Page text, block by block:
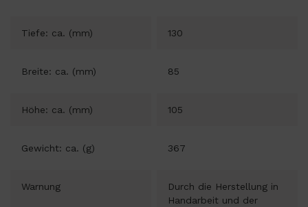
Tiefe: ca. (mm) 130
Breite: ca. (mm) 85
Höhe: ca. (mm) 105
Gewicht: ca. (g) 367
Warnung
Durch die Herstellung in
Handarbeit und der